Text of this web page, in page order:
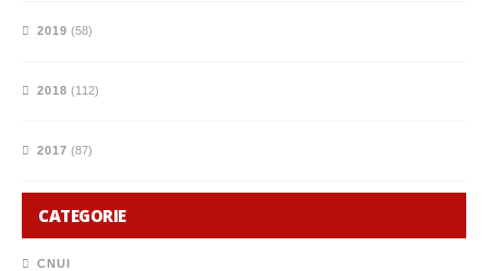
2019 (58)
2018 (112)
2017 (87)
CATEGORIE
CNUI